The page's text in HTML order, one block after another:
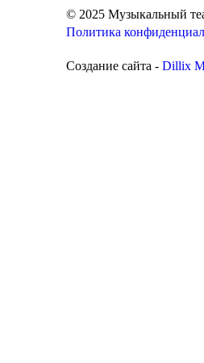
© 2025 Музыкальный
Политика
Создание сайта - Dillix